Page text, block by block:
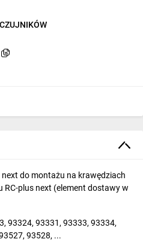
do montażu na krawędziach
plus next (element dostawy w
93324, 93331, 93333, 93334,
93528, ...